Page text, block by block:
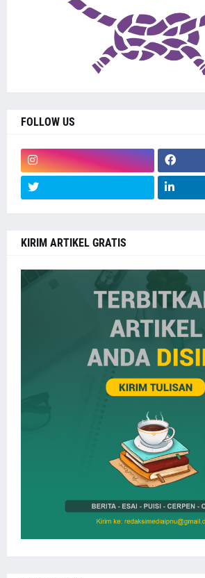
FOLLOW US
KIRIM ARTIKEL GRATIS